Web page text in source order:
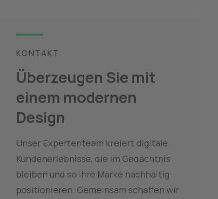
KONTAKT
Überzeugen Sie mit
einem modernen
Design
Unser Expertenteam kreiert digitale
Kundenerlebnisse, die im Gedächtnis
bleiben und so Ihre Marke nachhaltig
positionieren. Gemeinsam schaffen wir